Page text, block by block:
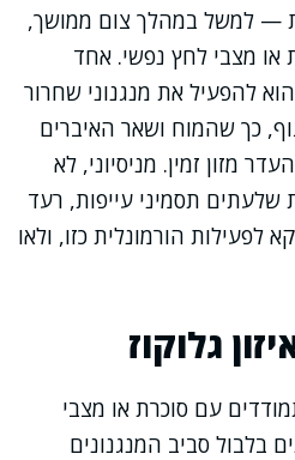
— למשל במהלך צום ממושך,
או מצבי לחץ נפשי. אחד
להפעיל את מנגנוני שחרור
כך שהמוח ושאר האיברים
מזון זמין. מניסיוני, לא
שלעתים תסמיני עייפות, רעד
לפעילות הורמונלית כזו, ולאו
גלוקוז
עם סוכרת או מצבי
בלבול סביב המנגנונים